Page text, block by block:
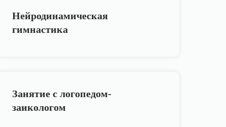
Нейродинамическая
гимнастика
Занятие с логопедом-
заикологом